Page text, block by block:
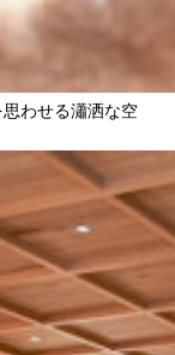
わせる瀟洒な空